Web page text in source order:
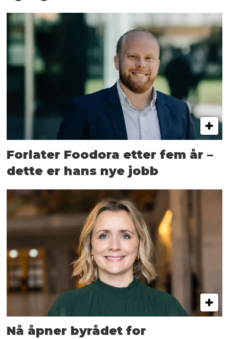
Forlater Foodora etter fem år –
dette er hans nye jobb
Nå åpner byrådet for